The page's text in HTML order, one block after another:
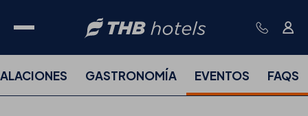
GASTRONOMÍA EVENTOS FAQS